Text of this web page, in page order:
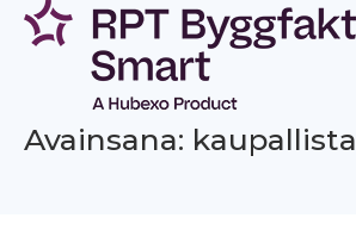
Siirry
sisältöön
Avainsana: kaupallista